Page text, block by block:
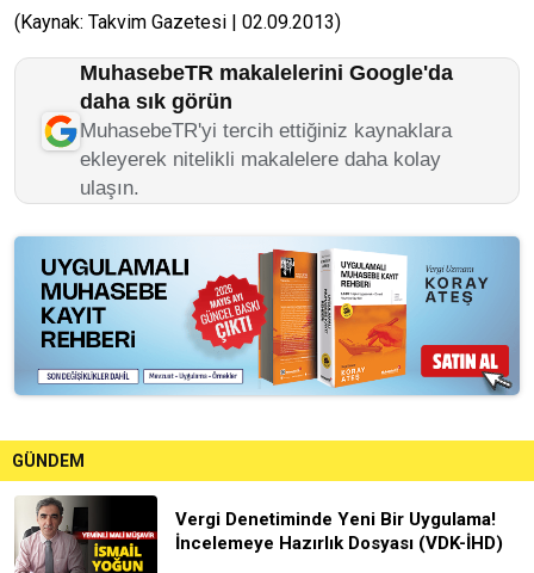
(Kaynak: Takvim Gazetesi | 02.09.2013)
MuhasebeTR makalelerini Google'da
daha sık görün
MuhasebeTR'yi tercih ettiğiniz kaynaklara
ekleyerek nitelikli makalelere daha kolay
ulaşın.
GÜNDEM
Vergi Denetiminde Yeni Bir Uygulama!
İncelemeye Hazırlık Dosyası (VDK-İHD)